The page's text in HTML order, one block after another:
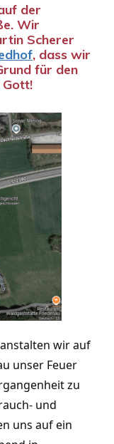
der
Wir
Scherer
, dass wir
für den
Gott!
wir auf
unser Feuer
zu
und
uns auf ein